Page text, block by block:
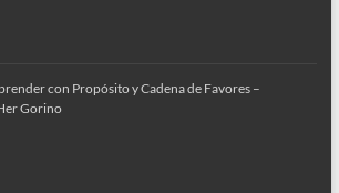
con Propósito y Cadena de Favores –
Gorino